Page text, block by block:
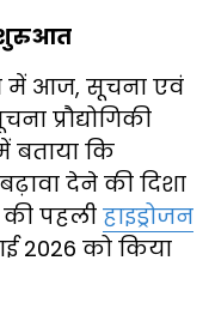
शुरुआत
में आज, सूचना एवं
प्रौद्योगिकी
बताया कि
देने की दिशा
पहली हाइड्रोजन
2026 को किया